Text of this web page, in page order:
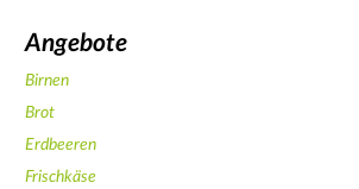
Angebote
Birnen
Brot
Erdbeeren
Frischkäse